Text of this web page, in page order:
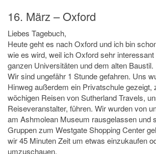
16. März – Oxford
Liebes Tagebuch,
Heute geht es nach Oxford und ich bin
wie es wird, weil ich Oxford sehr
ganzen Universitäten und dem alten Baustil.
Wir sind ungefähr 1 Stunde gefahren. Uns
Hinweg außerdem ein Privatschule gezeigt,
wöchigen Reisen von Sutherland Travels,
Reiseveranstalter, führen. Wir wurden von
am Ashmolean Museum rausgelassen und
Gruppen zum Westgate Shopping Center
wir 45 Minuten Zeit um etwas einzukaufen
umzuschauen.